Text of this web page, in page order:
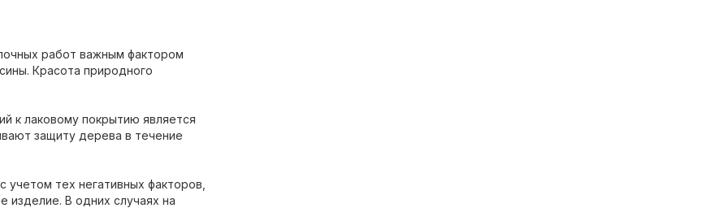
работ важным фактором
Красота природного
к лаковому покрытию является
защиту дерева в течение
тех негативных факторов,
изделие. В одних случаях на